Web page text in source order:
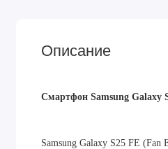
Описание
Смартфон Samsung Galaxy
Samsung Galaxy S25 FE